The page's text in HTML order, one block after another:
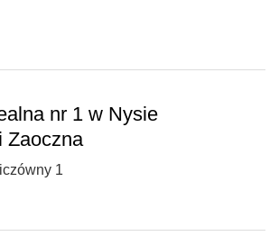
nr 1 w Nysie
Zaoczna
1